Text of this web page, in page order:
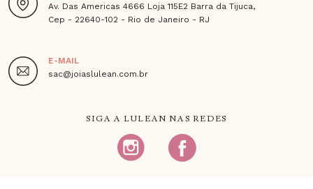
Av. Das Americas 4666 Loja 115E2 Barra da Tijuca,
Cep - 22640-102 - Rio de Janeiro - RJ
E-MAIL
sac@joiaslulean.com.br
SIGA A LULEAN NAS REDES